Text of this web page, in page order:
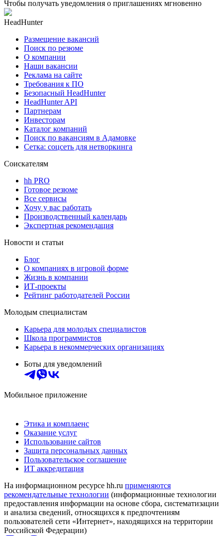
Чтобы получать уведомления о приглашениях мгновенно
HeadHunter
Размещение вакансий
Поиск по резюме
О компании
Наши вакансии
Реклама на сайте
Требования к ПО
Безопасный HeadHunter
HeadHunter API
Партнерам
Инвесторам
Каталог компаний
Поиск по вакансиям в Адамовке
Сетка: соцсеть для нетворкинга
Соискателям
hh PRO
Готовое резюме
Все сервисы
Хочу у вас работать
Производственный календарь
Экспертная рекомендация
Новости и статьи
Блог
О компаниях в игровой форме
Жизнь в компании
ИТ-проекты
Рейтинг работодателей России
Молодым специалистам
Карьера для молодых специалистов
Школа программистов
Карьера в некоммерческих организациях
Боты для уведомлений
Мобильное приложение
Этика и комплаенс
Оказание услуг
Использование сайтов
Защита персональных данных
Пользовательское соглашение
ИТ аккредитация
На информационном ресурсе hh.ru применяются
рекомендательные технологии (информационные технологии
предоставления информации на основе сбора, систематизации
и анализа сведений, относящихся к предпочтениям
пользователей сети «Интернет», находящихся на территории
Российской Федерации)